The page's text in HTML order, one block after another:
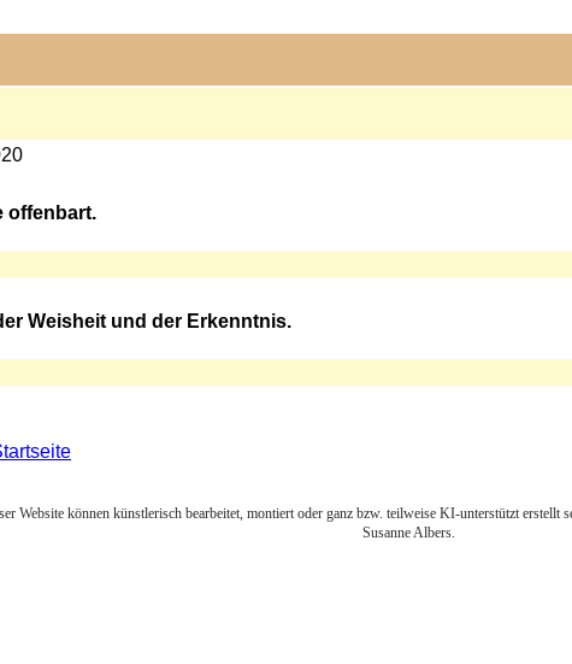
offenbart.
Weisheit und der Erkenntnis.
Website können künstlerisch bearbeitet, montiert oder ganz bzw. teilweise KI-unterstützt
Susanne Albers.